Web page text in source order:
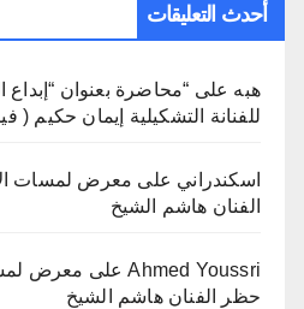
أحدث التعليقات
هبه على “محاضرة بعنوان
للفنانة التشكيلية إيمان حكيم (
اسكندراني على معرض لمسات
الفنان هاشم الشيخ
Ahmed Youssriعلى معرض
حظر الفنان هاشم الشيخ